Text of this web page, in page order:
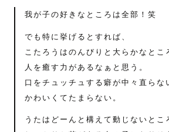
我が子の好きなところは全部！笑
でも特に挙げるとすれば、
こたろうはのんびりと大らかなとこ
人を癒す力があるなぁと思う。
口をチュッチュする癖が中々直らな
かわいくてたまらない。
うたはどーんと構えて動じないとこ